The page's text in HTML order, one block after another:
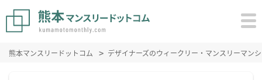
熊本マンスリードットコム デザイナーズのウィークリー・マンスリーマン